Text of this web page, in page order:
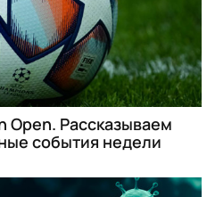
Open. Рассказываем
события недели